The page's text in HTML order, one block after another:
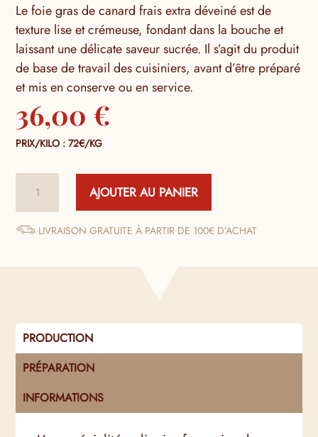
Le foie gras de canard frais extra déveiné est de
texture lise et crémeuse, fondant dans la bouche et
laissant une délicate saveur sucrée. Il s’agit du produit
de base de travail des cuisiniers, avant d’être préparé
et mis en conserve ou en service.
36,00 €
PRIX/KILO : 72€/KG
Foie
Gras
AJOUTER AU PANIER
LIVRAISON GRATUITE À PARTIR DE 100€ D’ACHAT
PRODUCTION
PRÉPARATION
INFORMATIONS